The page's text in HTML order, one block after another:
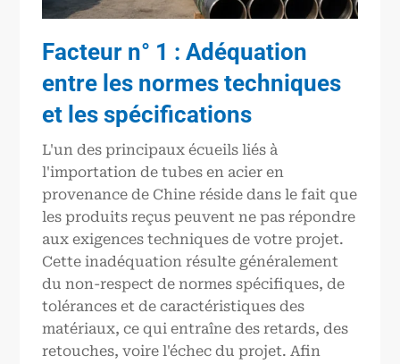
Facteur n° 1 : Adéquation
entre les normes techniques
et les spécifications
L'un des principaux écueils liés à
l'importation de tubes en acier en
provenance de Chine réside dans le fait que
les produits reçus peuvent ne pas répondre
aux exigences techniques de votre projet.
Cette inadéquation résulte généralement
du non-respect de normes spécifiques, de
tolérances et de caractéristiques des
matériaux, ce qui entraîne des retards, des
retouches, voire l'échec du projet. Afin